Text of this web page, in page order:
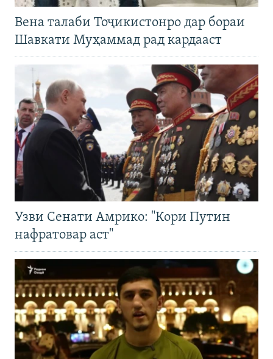
Вена талаби Тоҷикистонро дар бораи
Шавкати Муҳаммад рад кардааст
Узви Сенати Амрико: "Кори Путин
нафратовар аст"